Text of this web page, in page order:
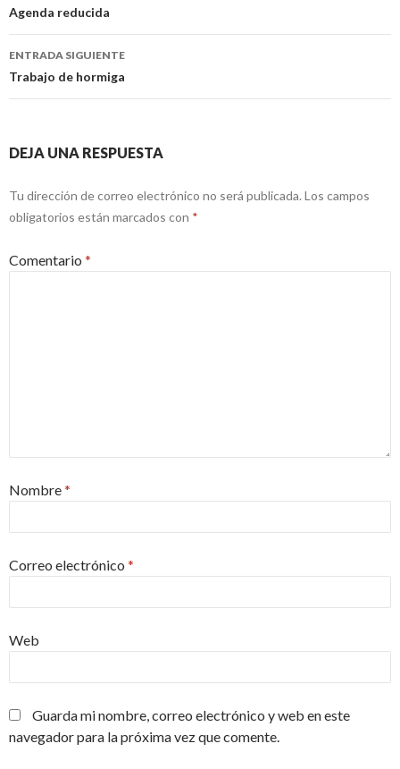
de
entradas
Agenda reducida
ENTRADA SIGUIENTE
Trabajo de hormiga
DEJA UNA RESPUESTA
Tu dirección de correo electrónico no será publicada. Los campos
obligatorios están marcados con *
Comentario *
Nombre*
Correo electrónico *
Web
Guarda mi nombre, correo electrónico y web en este
navegador para la próxima vez que comente.